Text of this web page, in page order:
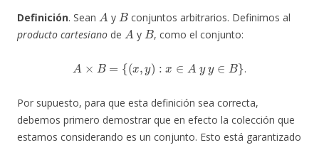
Definición. Sean
A
y
B
conjuntos arbitrarios. Definimos al
producto cartesiano de
A
y
B
, como el conjunto:
A ={ y) : A B
.
Por supuesto, para que esta definición sea correcta,
debemos primero demostrar que en efecto la colección que
estamos considerando es un conjunto. Esto está garantizado